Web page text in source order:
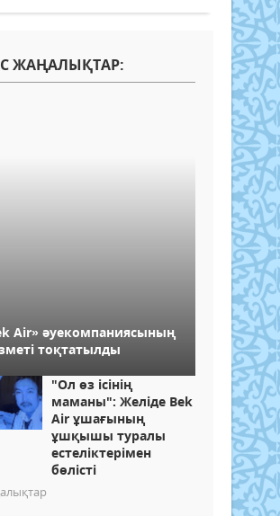
ЖАҢАЛЫҚТАР:
Air» әуекомпаниясының
тоқтатылды
"Ол өз ісінің
маманы": Желіде Bek
Air ұшағының
ұшқышы туралы
естеліктерімен
бөлісті